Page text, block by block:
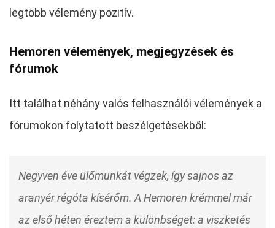
legtöbb vélemény pozitív.
Hemoren vélemények, megjegyzések és
fórumok
Itt találhat néhány valós felhasználói vélemények a
fórumokon folytatott beszélgetésekből:
Negyven éve ülőmunkát végzek, így sajnos az
aranyér régóta kísérőm. A Hemoren krémmel már
az első héten éreztem a különbséget: a viszketés